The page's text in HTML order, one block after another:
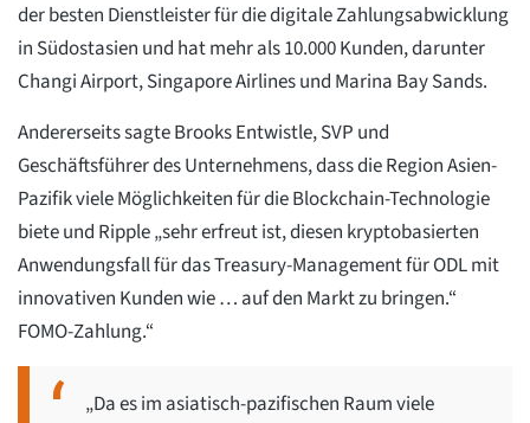
der besten Dienstleister für die digitale Zahlungsabwicklung
in Südostasien und hat mehr als 10.000 Kunden, darunter
Changi Airport, Singapore Airlines und Marina Bay Sands.
Andererseits sagte Brooks Entwistle, SVP und
Geschäftsführer des Unternehmens, dass die Region Asien-
Pazifik viele Möglichkeiten für die Blockchain-Technologie
biete und Ripple „sehr erfreut ist, diesen kryptobasierten
Anwendungsfall für das Treasury-Management für ODL mit
innovativen Kunden wie … auf den Markt zu bringen.“
FOMO-Zahlung.“
„Da es im asiatisch-pazifischen Raum viele